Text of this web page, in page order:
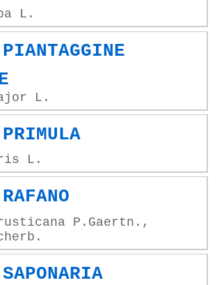
L.
PIANTAGGINE
L.
PRIMULA
L.
RAFANO
P.Gaertn.,
SAPONARIA